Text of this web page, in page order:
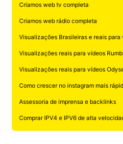
Criamos web tv completa
Criamos web rádio completa
Visualizações Brasileiras e reais para
Visualizações reais para vídeos
Visualizações reais para vídeos
Como crescer no instagram mais
Assessoria de imprensa e backlinks
Comprar IPV4 e IPV6 de alta